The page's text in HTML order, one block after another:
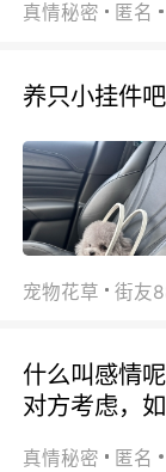
真情秘密 匿名
养只小挂件
宠物花草
什么叫感情
对方考虑，
真情秘密 匿名